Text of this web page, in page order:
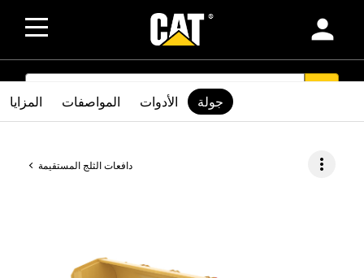
person
SEARCH
دافعات الثلج المستقيمة more_vert
المزايا المواصفات الأدوات جولة